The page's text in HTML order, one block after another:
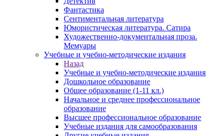
Фантастика
Сентиментальная литература
Юмористическая литература. Сатира
Художественно-документальная проза.
Мемуары
Учебные и учебно-методические издания
Назад
Учебные и учебно-методические издания
Дошкольное образование
Общее образование (1-11 кл.)
Начальное и среднее профессиональное
образование
Высшее профессиональное образование
Учебные издания для самообразования